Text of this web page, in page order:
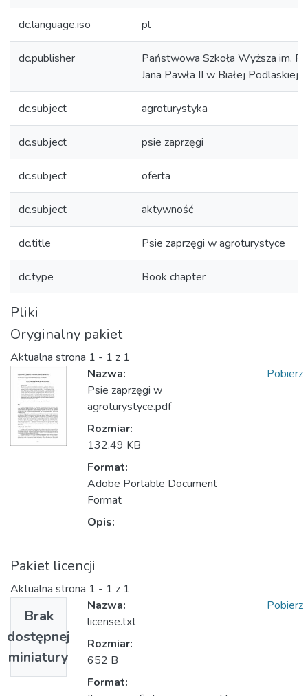
dc.language.iso pl
dc.publisher
Państwowa Szkoła Wyższa im.
Jana Pawła II w Białej Podlaskiej
dc.subject agroturystyka
dc.subject psie zaprzęgi
dc.subject oferta
dc.subject aktywność
dc.title Psie zaprzęgi w agroturystyce
dc.type Book chapter
Pliki
Oryginalny pakiet
Aktualna strona 1 - 1 z 1
Nazwa:
Psie zaprzęgi w
agroturystyce.pdf
Rozmiar:
132.49 KB
Format:
Adobe Portable Document
Format
Opis:
Pobierz
Pakiet licencji
Aktualna strona 1 - 1 z 1
Brak
dostępnej
miniatury
Nazwa:
license.txt
Rozmiar:
652 B
Format:
Pobierz